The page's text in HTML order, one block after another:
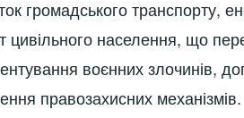
громадського транспорту,
цивільного населення, що
воєнних злочинів,
правозахисних механізмів.